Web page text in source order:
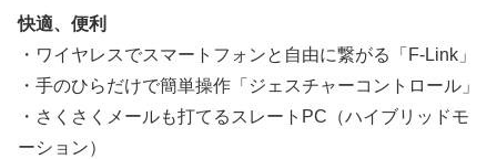
快適、便利
・ワイヤレスでスマートフォンと自由に繋がる「F-Link」
・手のひらだけで簡単操作「ジェスチャーコントロール」
・さくさくメールも打てるスレートPC（ハイブリッドモ
ーション）